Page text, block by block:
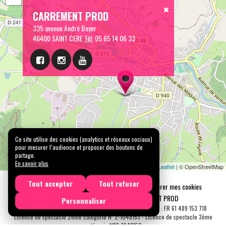
CARREMENT PROD
335 avenue André Boyer
46400 SAINT CERETél:05 65 14 06 33
Leaflet | © OpenStreetMap
Mentions légales Confidentialité
Gérer mes cookies
Tous droits réservés © 2026 |
CARREMENT PROD
N° SIRET : 489 153 718 00031 - APE : 9001 Z - N° TVA Int. : FR 61 489 153 718
Licence de spectacle 2ème catégorie N°2-1048153 - Licence de spectacle 3ème
Ce site utilise des cookies (analytics et réseaux sociaux)
pour mesurer l’audience et proposer des boutons de
partage.
En savoir plus
Tout accepter
Tout refuser
Personnaliser